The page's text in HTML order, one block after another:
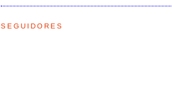
SEGUIDORES